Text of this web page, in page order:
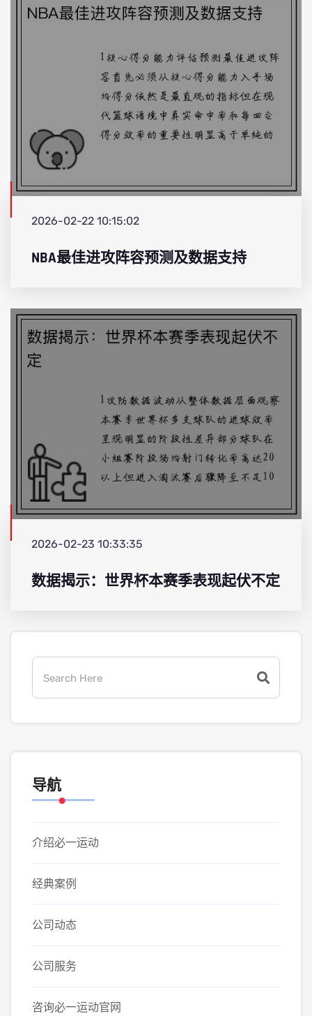
2026-02-22 10:15:02
NBA最佳进攻阵容预测及数据支持
2026-02-23 10:33:35
数据揭示：世界杯本赛季表现起伏不定
导航
介绍必一运动
经典案例
公司动态
公司服务
咨询必一运动官网